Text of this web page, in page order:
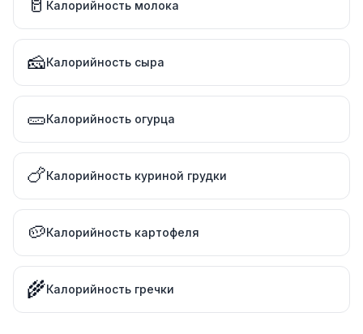
🥛 Калорийность молока
🧀Калорийность сыра
🥒Калорийность огурца
🍗Калорийность куриной грудки
🥔Калорийность картофеля
🌾Калорийность гречки